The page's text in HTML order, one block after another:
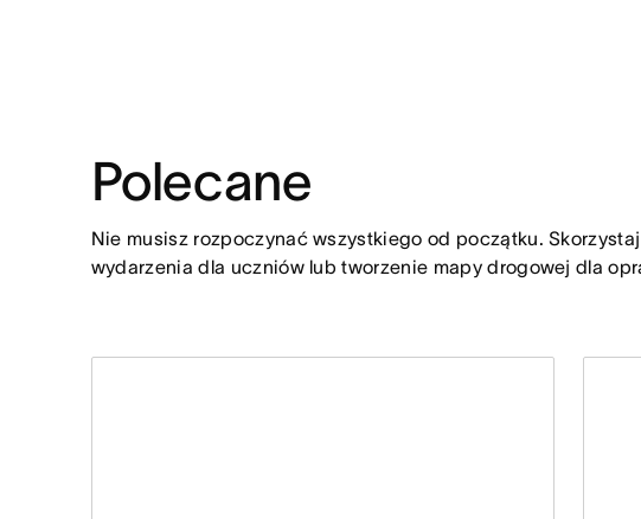
Polecane
Nie musisz rozpoczynać wszystkiego od początku.
wydarzenia dla uczniów lub tworzenie mapy drogowej dla